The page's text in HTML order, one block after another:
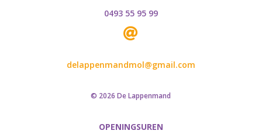
0493 55 95 99

delappenmandmol@gmail.com
© 2026 De Lappenmand
OPENINGSUREN